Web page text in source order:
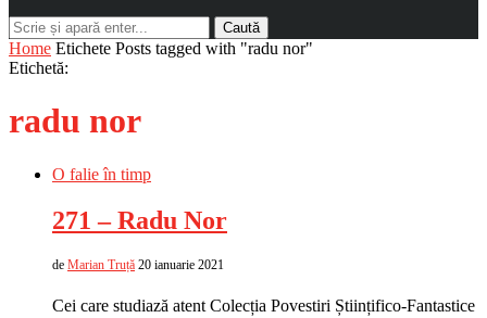
Caută
Home Etichete Posts tagged with "radu nor"
Etichetă:
radu nor
O falie în timp
271 – Radu Nor
de Marian Truță 20 ianuarie 2021
Cei care studiază atent Colecția Povestiri Științifico-Fantastice